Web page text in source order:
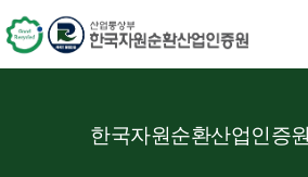
한국자원순환산업인증원